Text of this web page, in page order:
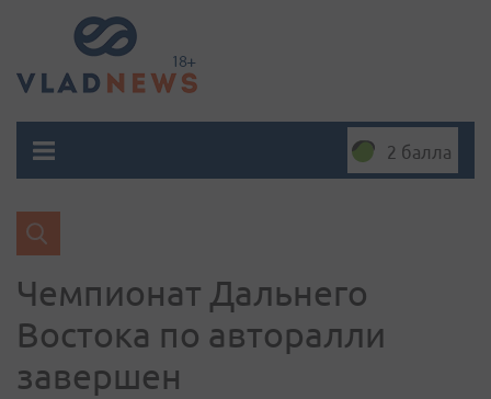
2 балла
Чемпионат Дальнего
Востока по авторалли
завершен